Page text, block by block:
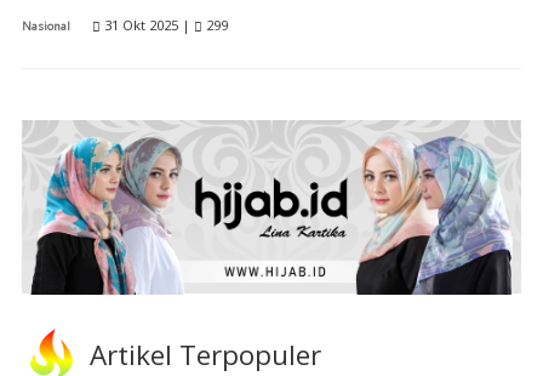
Nasional 31 Okt 2025 | 299
Artikel Terpopuler